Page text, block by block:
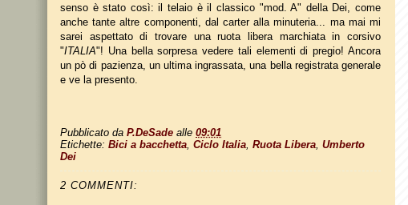
senso è stato così: il telaio è il classico "mod. A" della Dei, come
anche tante altre componenti, dal carter alla minuteria... ma mai mi
sarei aspettato di trovare una ruota libera marchiata in corsivo
"ITALIA"! Una bella sorpresa vedere tali elementi di pregio! Ancora
un pò di pazienza, un ultima ingrassata, una bella registrata generale
e ve la presento.
Pubblicato da P.DeSade alle 09:01
Etichette: Bici a bacchetta Ciclo Italia Ruota Libera Umberto
Dei
2 COMMENTI: